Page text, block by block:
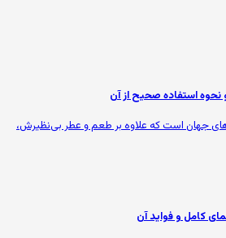
استفاده صحیح از آن
جهان است که علاوه بر طعم و عطر بی‌نظیرش،
کامل و فواید آن